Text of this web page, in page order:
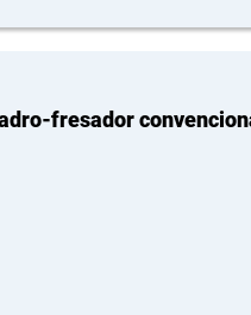
fresador